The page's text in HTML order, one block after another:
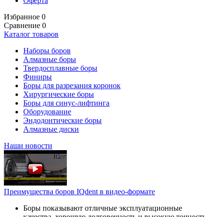
Избранное 0
Сравнение 0
Каталог товаров
Наборы боров
Алмазные боры
Твердосплавные боры
Финиры
Боры для разрезания коронок
Хирургические боры
Боры для синус-лифтинга
Оборудование
Эндодонтические боры
Алмазные диски
Наши новости
Преимущества боров IQdent в видео-формате
Боры показывают отличные эксплуатационные